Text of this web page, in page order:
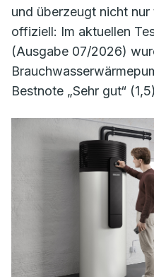
und überzeugt nicht
offiziell: Im aktuellen
(Ausgabe 07/2026)
Bestnote „Sehr gut“